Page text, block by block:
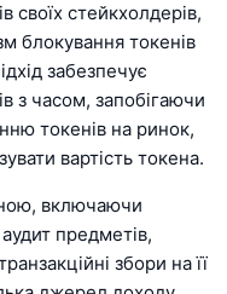
своїх стейкхолдерів,
блокування токенів
забезпечує
з часом, запобігаючи
токенів на ринок,
вартість токена.
включаючи
предметів,
збори на її